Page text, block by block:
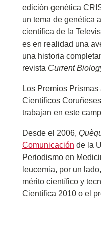
edición genética
un tema de genética
científica de la
es en realidad una
una historia
revista Current
Los Premios
Científicos
trabajan en este
Desde el 2006,
Comunicación de la
Periodismo en
leucemia, por un
mérito científico y
Científica 2010 o el